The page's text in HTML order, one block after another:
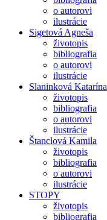
o autorovi
ilustrácie
Sigetová Agneša
životopis
bibliografia
o autorovi
ilustrácie
Slaninková Katarína
životopis
bibliografia
o autorovi
ilustrácie
Štanclová Kamila
životopis
bibliografia
o autorovi
ilustrácie
STOPY
životopis
bibliografia